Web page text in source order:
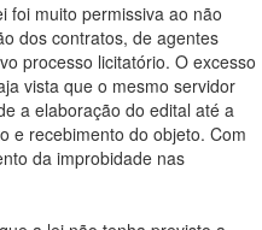
foi muito permissiva ao não
dos contratos, de agentes
processo licitatório. O excesso
vista que o mesmo servidor
a elaboração do edital até a
e recebimento do objeto. Com
da improbidade nas